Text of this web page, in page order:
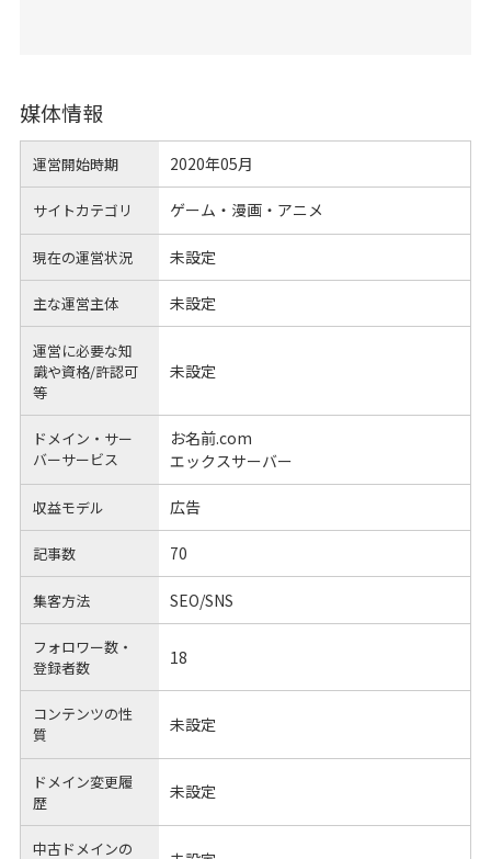
媒体情報
運営開始時期 2020年05月
サイトカテゴリ ゲーム・漫画・アニメ
現在の運営状況 未設定
主な運営主体 未設定
運営に必要な知
識や資格/許認可
等
未設定
ドメイン・サー
バーサービス
お名前.com
エックスサーバー
収益モデル 広告
記事数 70
集客方法 SEO/SNS
フォロワー数・
登録者数
18
コンテンツの性
質
未設定
ドメイン変更履
歴
未設定
中古ドメインの